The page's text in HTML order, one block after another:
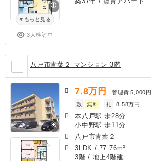
もっと見る
3人検討中
八戸市青葉２ マンション 3階
7.8万円 管理費 5,000円
敷
無料 礼 8.58万円
本八戸駅 歩28分
小中野駅 歩11分
八戸市青葉２
3LDK / 77.76m²
3階 / 地上4階建